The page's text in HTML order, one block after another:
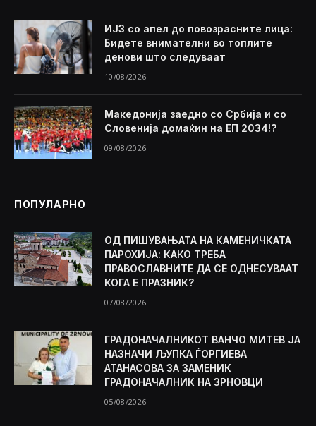
ИЈЗ со апел до повозрасните лица:
Бидете внимателни во топлите
денови што следуваат
10/08/2026
Македонија заедно со Србија и со
Словенија домаќин на ЕП 2034!?
09/08/2026
ПОПУЛАРНО
ОД ПИШУВАЊАТА НА КАМЕНИЧКАТА
ПАРОХИЈА: КАКО ТРЕБА
ПРАВОСЛАВНИТЕ ДА СЕ ОДНЕСУВААТ
КОГА Е ПРАЗНИК?
07/08/2026
ГРАДОНАЧАЛНИКОТ ВАНЧО МИТЕВ ЈА
НАЗНАЧИ ЉУПКА ЃОРГИЕВА
АТАНАСОВА ЗА ЗАМЕНИК
ГРАДОНАЧАЛНИК НА ЗРНОВЦИ
05/08/2026